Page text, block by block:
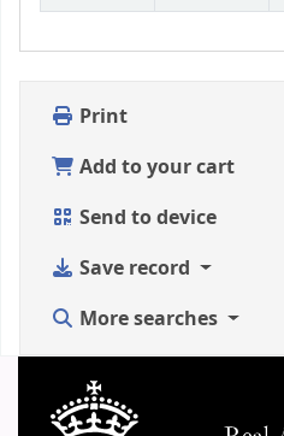
Print
Add to your cart
Send to device
Save record
More searches